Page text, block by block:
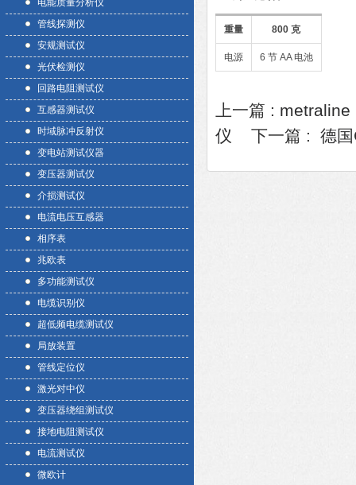
电能质量分析仪
管线探测仪
安规测试仪
光伏检测仪
回路电阻测试仪
互感器测试仪
时域脉冲反射仪
变电站测试仪器
变压器测试仪
介损测试仪
电流电压互感器
相序表
兆欧表
多功能测试仪
电缆识别仪
超低频电缆测试仪
局放装置
管线定位仪
激光对中仪
变压器绕组测试仪
接地电阻测试仪
电流测试仪
微欧计
重量 800 克
电源 6 节 AA 电池
上一篇 : metraline
仪 下一篇 : 德